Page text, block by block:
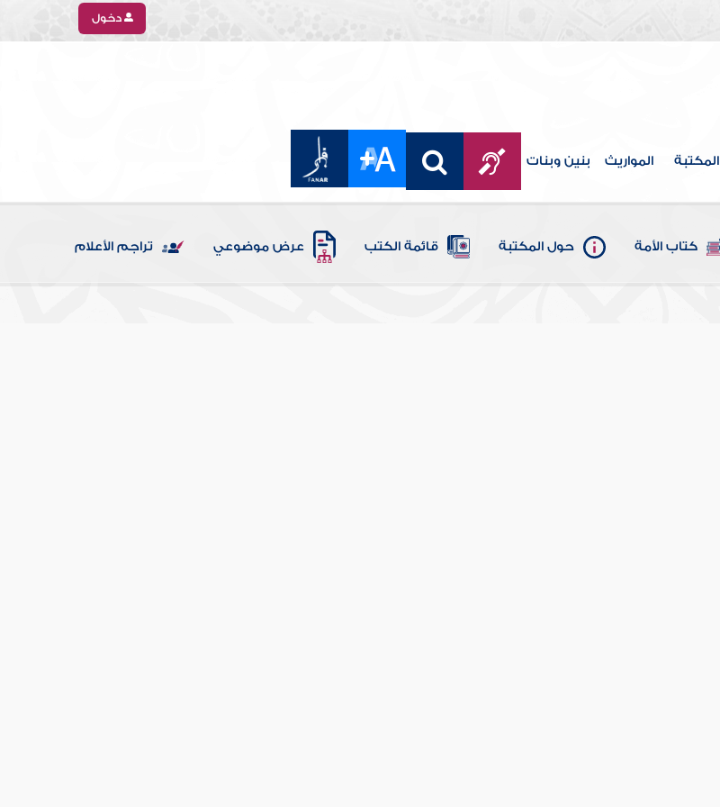
دخول
المكتبة المواريث بنين وبنات
كتاب الأمة حول المكتبة قائمة الكتب عرض موضوعي تراجم الأعلام